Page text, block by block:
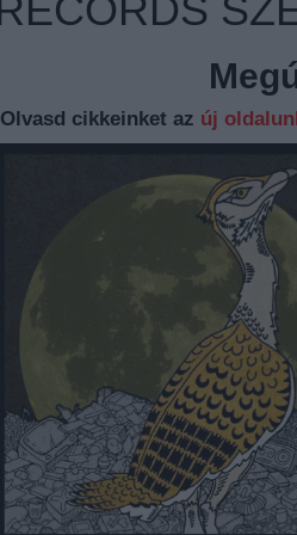
RECORDS
Olvasd cikkeinket az új